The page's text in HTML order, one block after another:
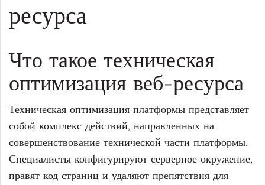
ресурса
Что такое техническая
оптимизация веб-ресурса
Техническая оптимизация платформы представляет
собой комплекс действий, направленных на
совершенствование технической части платформы.
Специалисты конфигурируют серверное окружение,
правят код страниц и удаляют препятствия для